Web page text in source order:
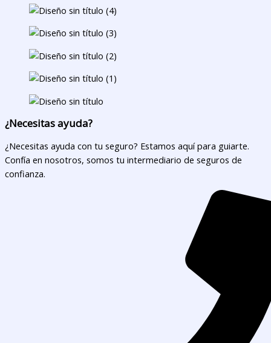
¿Necesitas ayuda?
¿Necesitas ayuda con tu seguro? Estamos aquí para guiarte.
Confía en nosotros, somos tu intermediario de seguros de
confianza.